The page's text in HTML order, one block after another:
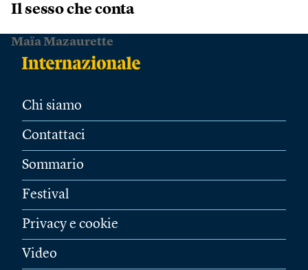
Il sesso che conta
Maïa Mazaurette
Chi siamo
Contattaci
Sommario
Festival
Privacy e cookie
Video